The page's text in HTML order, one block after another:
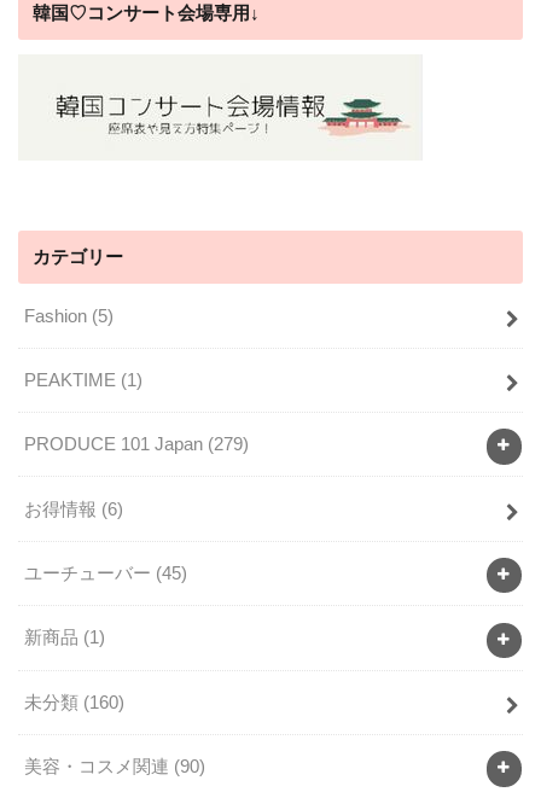
韓国♡コンサート会場専用↓
カテゴリー
Fashion (5)
PEAKTIME (1)
PRODUCE 101 Japan (279)
お得情報 (6)
ユーチューバー (45)
新商品 (1)
未分類 (160)
美容・コスメ関連 (90)